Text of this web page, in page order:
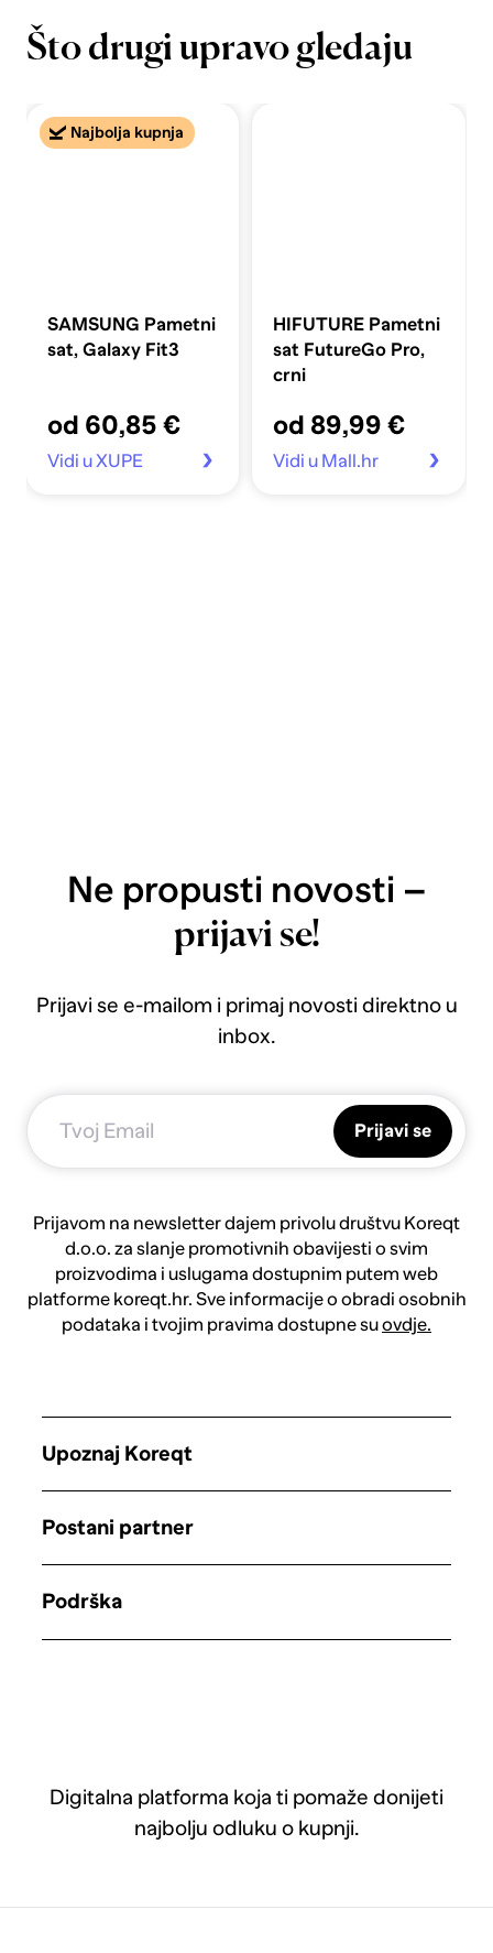
Što drugi upravo gledaju
Najbolja kupnja
SAMSUNG Pametni
sat, Galaxy Fit3
od 60,85 €
Vidi u XUPE
HIFUTURE Pametni
sat FutureGo Pro,
crni
od 89,99 €
Vidi u Mall.hr
Ne propusti novosti –
prijavi se!
Prijavi se e-mailom i primaj novosti direktno u
inbox.
Prijavi se
Prijavom na newsletter dajem privolu društvu Koreqt
d.o.o. za slanje promotivnih obavijesti o svim
proizvodima i uslugama dostupnim putem web
platforme koreqt.hr. Sve informacije o obradi osobnih
podataka i tvojim pravima dostupne suovdje.
Digitalna platforma koja ti pomaže donijeti
najbolju odluku o kupnji.
Upoznaj Koreqt
Postani partner
Podrška